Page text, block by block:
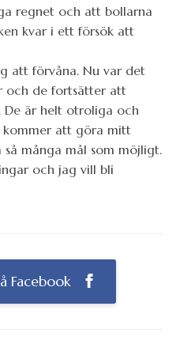
regnet och att bollarna
kvar i ett försök att
att förvåna. Nu var det
och de fortsätter att
De är helt otroliga och
kommer att göra mitt
många mål som möjligt.
och jag vill bli
Facebook